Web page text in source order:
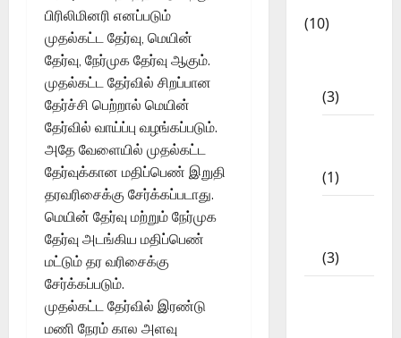
பிரிலிமினரி எனப்படும்
முதல்கட்ட தேர்வு, மெயின்
தேர்வு, நேர்முக தேர்வு ஆகும்.
முதல்கட்ட தேர்வில் சிறப்பான
தேர்ச்சி பெற்றால் மெயின்
தேர்வில் வாய்ப்பு வழங்கப்படும்.
அதே வேளையில் முதல்கட்ட
தேர்வுக்கான மதிப்பெண் இறுதி
தரவரிசைக்கு சேர்க்கப்படாது.
மெயின் தேர்வு மற்றும் நேர்முக
தேர்வு அடங்கிய மதிப்பெண்
மட்டும் தர வரிசைக்கு
சேர்க்கப்படும்.
முதல்கட்ட தேர்வில் இரண்டு
மணி நேரம் கால அளவு
(10)
(3)
(1)
(3)